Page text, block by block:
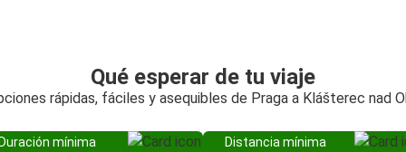
Qué esperar de tu viaje
rápidas, fáciles y asequibles de Praga a Klášterec nad
mínima
Distancia mínima